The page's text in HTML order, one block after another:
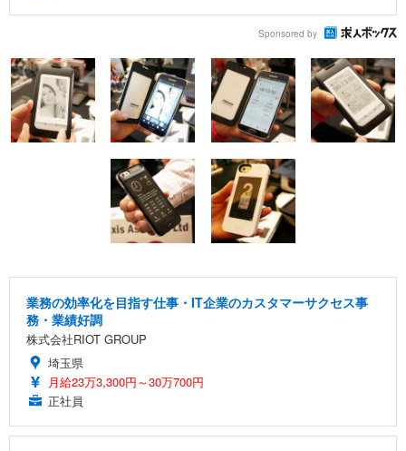
Sponsored by
業務の効率化を目指す仕事・IT企業のカスタマーサクセス事
務・業績好調
株式会社RIOT GROUP
埼玉県
月給23万3,300円～30万700円
正社員